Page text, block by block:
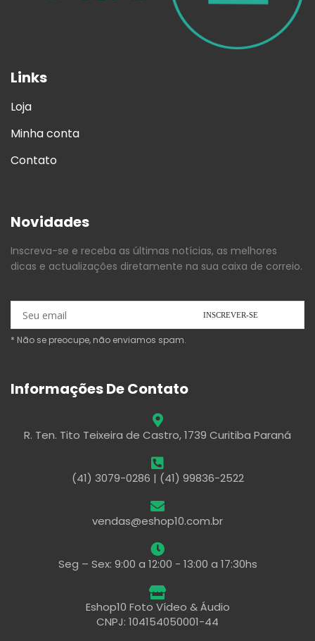
Links
Loja
Minha conta
Contato
Novidades
Inscreva-se e receba as últimas notícias, as melhores
dicas e actualizações diretamente na sua caixa de correio.
* Não se preocupe, não enviamos spam.
Informações De Contato
R. Ten. Tito Teixeira de Castro, 1739 Curitiba Paraná
(41) 3079-0286 | (41) 99836-2522
vendas@eshop10.com.br
Seg – Sex: 9:00 a 12:00 - 13:00 a 17:30hs
Eshop10 Foto Vídeo & Áudio
CNPJ: 104154050001-44